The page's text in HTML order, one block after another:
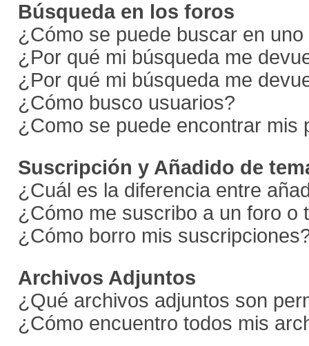
Búsqueda en los foros
¿Cómo se puede buscar en
¿Por qué mi búsqueda me
¿Por qué mi búsqueda me
¿Cómo busco usuarios?
¿Como se puede encontrar mis
Suscripción y Añadido de
¿Cuál es la diferencia entre
¿Cómo me suscribo a un foro o
¿Cómo borro mis
Archivos Adjuntos
¿Qué archivos adjuntos son
¿Cómo encuentro todos mis